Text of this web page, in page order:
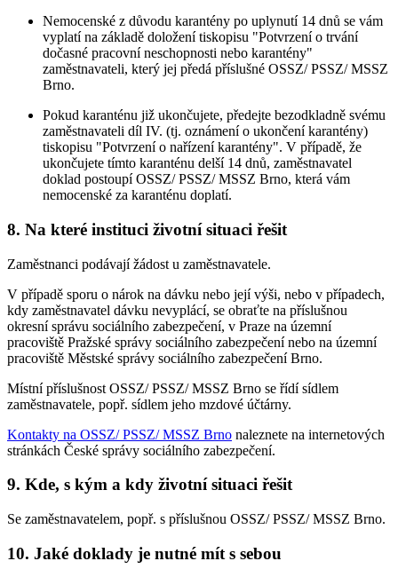
Nemocenské z důvodu karantény po uplynutí 14 dnů se vám
vyplatí na základě doložení tiskopisu "Potvrzení o trvání
dočasné pracovní neschopnosti nebo karantény"
zaměstnavateli, který jej předá příslušné OSSZ/ PSSZ/ MSSZ
Brno.
Pokud karanténu již ukončujete, předejte bezodkladně svému
zaměstnavateli díl IV. (tj. oznámení o ukončení karantény)
tiskopisu "Potvrzení o nařízení karantény". V případě, že
ukončujete tímto karanténu delší 14 dnů, zaměstnavatel
doklad postoupí OSSZ/ PSSZ/ MSSZ Brno, která vám
nemocenské za karanténu doplatí.
8. Na které instituci životní situaci řešit
Zaměstnanci podávají žádost u zaměstnavatele.
V případě sporu o nárok na dávku nebo její výši, nebo v případech,
kdy zaměstnavatel dávku nevyplácí, se obraťte na příslušnou
okresní správu sociálního zabezpečení, v Praze na územní
pracoviště Pražské správy sociálního zabezpečení nebo na územní
pracoviště Městské správy sociálního zabezpečení Brno.
Místní příslušnost OSSZ/ PSSZ/ MSSZ Brno se řídí sídlem
zaměstnavatele, popř. sídlem jeho mzdové účtárny.
Kontakty na OSSZ/ PSSZ/ MSSZ Brno naleznete na internetových
stránkách České správy sociálního zabezpečení.
9. Kde, s kým a kdy životní situaci řešit
Se zaměstnavatelem, popř. s příslušnou OSSZ/ PSSZ/ MSSZ Brno.
10. Jaké doklady je nutné mít s sebou